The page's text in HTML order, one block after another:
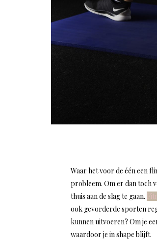
Waar het voor de één een
probleem. Om er dan toch
thuis aan de slag te gaan.
ook gevorderde sporten
kunnen uitvoeren? Om je
waardoor je in shape blijft.